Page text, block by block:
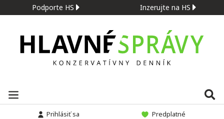
Podporte HS Inzerujte na HS
Prihlásiť sa Predplatné